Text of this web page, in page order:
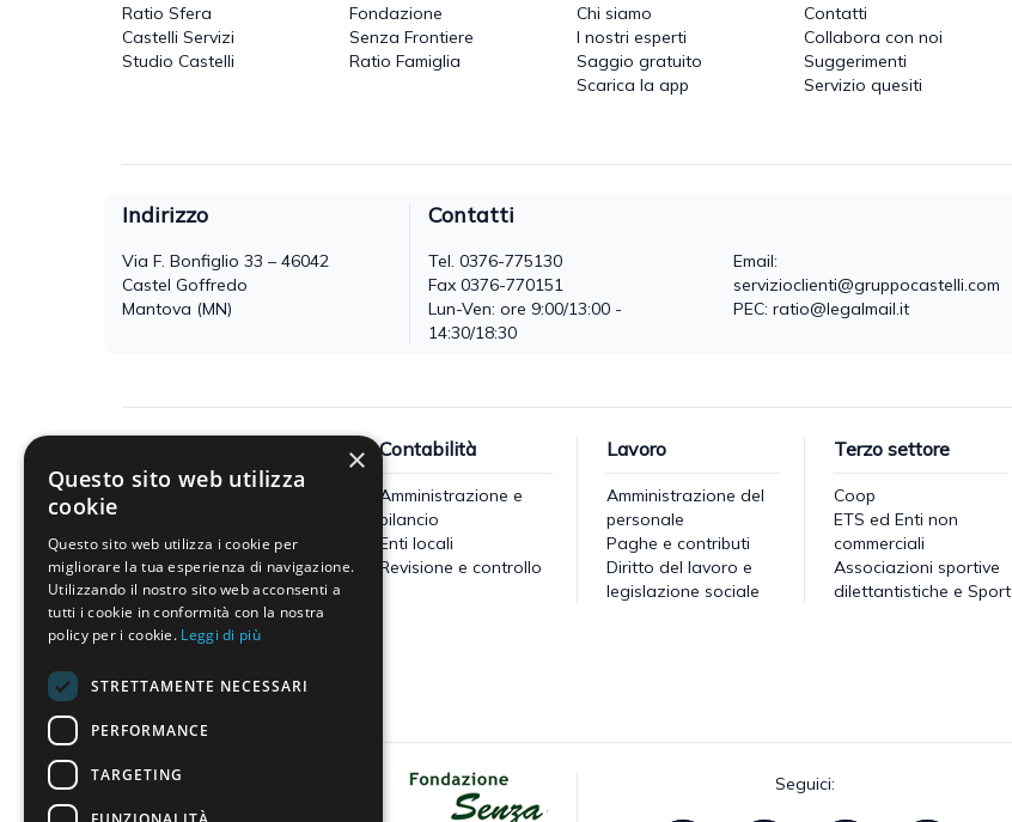
Ratio Sfera
Castelli Servizi
Studio Castelli
Fondazione
Senza Frontiere
Ratio Famiglia
Chi siamo
I nostri esperti
Saggio gratuito
Scarica la app
Contatti
Collabora con noi
Suggerimenti
Servizio quesiti
Indirizzo
Via F. Bonfiglio 33 – 46042
Castel Goffredo
Mantova (MN)
Contatti
Tel.0376-775130
Fax 0376-770151
Lun-Ven: ore 9:00/13:00 -
14:30/18:30
Email:
servizioclienti@gruppocastelli.com
PEC: ratio@legalmail.it
Imposte dirette
Altre imposte indirette e altri
tributi
Tributi locali
IVA
Contabilità
Amministrazione e
bilancio
Enti locali
Revisione e controllo
Lavoro
Amministrazione del
personale
Paghe e contributi
Diritto del lavoro e
legislazione sociale
Terzo settore
Coop
ETS ed Enti non
commerciali
Associazioni sportive
dilettantistiche e Sport
Dona il tuo 5x1000 a Fondazione
Senza Frontiere - Onlus
Seguici:
×
Questo sito web utilizza
cookie
Questo sito web utilizza i cookie per
migliorare la tua esperienza di navigazione.
Utilizzando il nostro sito web acconsenti a
tutti i cookie in conformità con la nostra
policy per i cookie. Leggi di più
STRETTAMENTE NECESSARI
PERFORMANCE
TARGETING